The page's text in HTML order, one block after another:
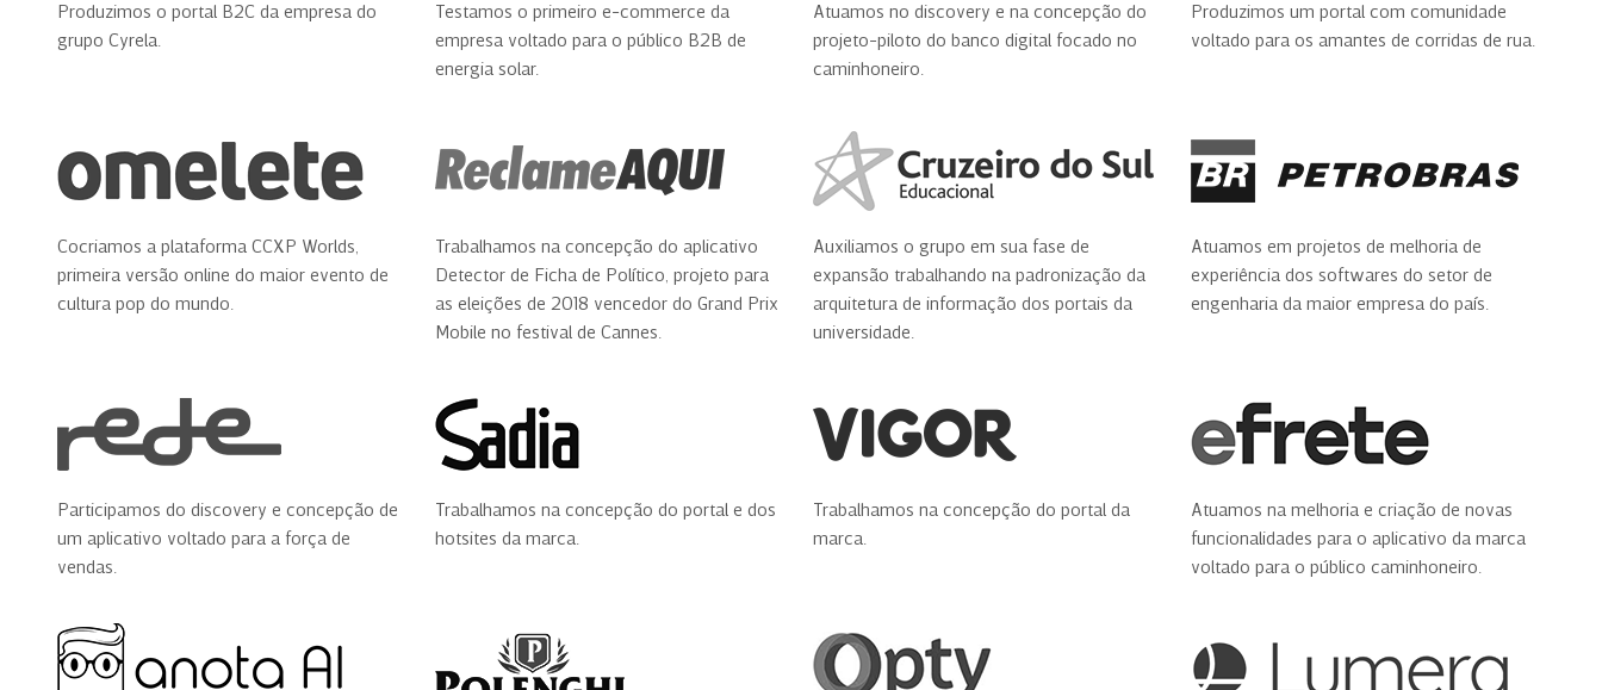
Produzimos o portal B2C da empresa do
grupo Cyrela.
Testamos o primeiro e-commerce da
empresa voltado para o público B2B de
energia solar.
Atuamos no discovery e na concepção do
projeto-piloto do banco digital focado no
caminhoneiro.
Produzimos um portal com comunidade
voltado para os amantes de corridas de rua.
Cocriamos a plataforma CCXP Worlds,
primeira versão online do maior evento de
cultura pop do mundo.
Trabalhamos na concepção do aplicativo
Detector de Ficha de Político, projeto para
as eleições de 2018 vencedor do Grand Prix
Mobile no festival de Cannes.
Auxiliamos o grupo em sua fase de
expansão trabalhando na padronização da
arquitetura de informação dos portais da
universidade.
Atuamos em projetos de melhoria de
experiência dos softwares do setor de
engenharia da maior empresa do país.
Participamos do discovery e concepção de
um aplicativo voltado para a força de
vendas.
Trabalhamos na concepção do portal e dos
hotsites da marca.
Trabalhamos na concepção do portal da
marca.
Atuamos na melhoria e criação de novas
funcionalidades para o aplicativo da marca
voltado para o público caminhoneiro.